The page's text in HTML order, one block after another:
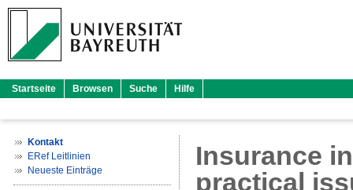
Startseite Browsen Suche Hilfe
Kontakt
ERef Leitlinien
Neueste Einträge
Insurance
practical